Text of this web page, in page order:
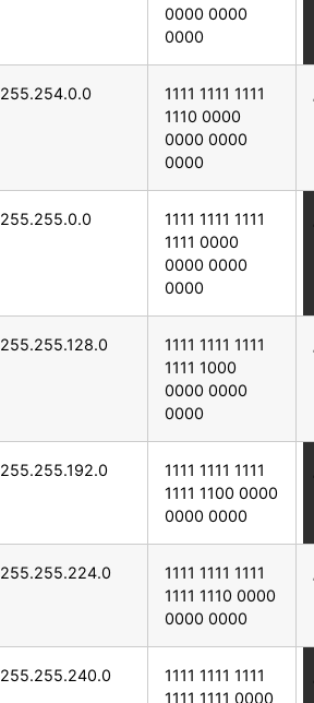
0000 0000
0000
255.254.0.0
1111 1111 1111
1110 0000
0000 0000
0000
255.255.0.0
1111 1111 1111
1111 0000
0000 0000
0000
255.255.128.0
1111 1111 1111
1111 1000
0000 0000
0000
255.255.192.0
1111 1111 1111
1111 1100 0000
0000 0000
255.255.224.0
1111 1111 1111
1111 1110 0000
0000 0000
255.255.240.0
1111 1111 1111
1111 1111 0000